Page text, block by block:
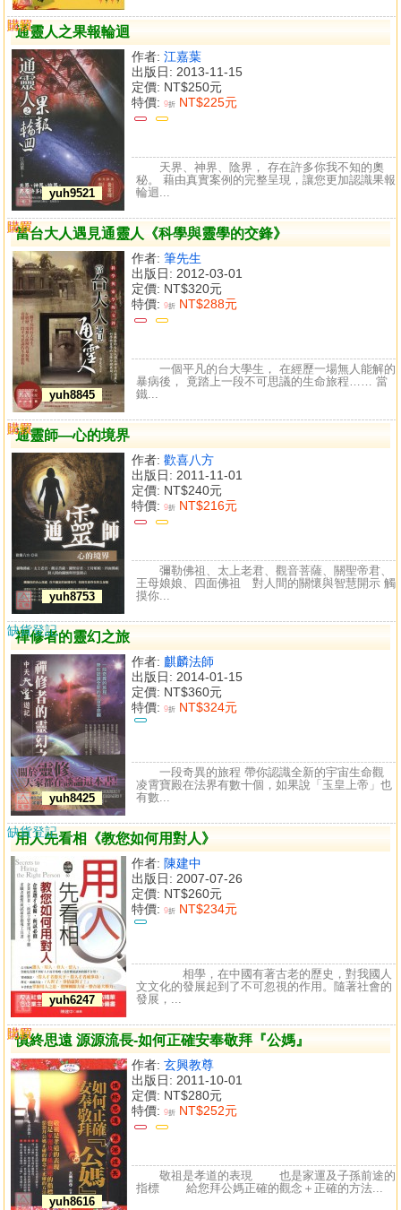
通靈人之果報輪迴
yuh9521
作者: 江嘉葉
出版日: 2013-11-15
定價: NT$250元
特價: 9折 NT$225元
購買
比較
天界、神界、陰界， 存在許多你我不知的奧
秘。 藉由真實案例的完整呈現，讓您更加認識果報
輪迴...
當台大人遇見通靈人《科學與靈學的交鋒》
yuh8845
作者: 筆先生
出版日: 2012-03-01
定價: NT$320元
特價: 9折 NT$288元
購買
比較
一個平凡的台大學生， 在經歷一場無人能解的
暴病後， 竟踏上一段不可思議的生命旅程…… 當
鐵...
通靈師—心的境界
yuh8753
作者: 歡喜八方
出版日: 2011-11-01
定價: NT$240元
特價: 9折 NT$216元
購買
比較
彌勒佛祖、太上老君、觀音菩薩、關聖帝君、
王母娘娘、四面佛祖 對人間的關懷與智慧開示 觸
摸你...
禪修者的靈幻之旅
yuh8425
作者: 麒麟法師
出版日: 2014-01-15
定價: NT$360元
特價: 9折 NT$324元
缺貨登記
一段奇異的旅程 帶你認識全新的宇宙生命觀
凌霄寶殿在法界有數十個，如果說「玉皇上帝」也
有數...
用人先看相《教您如何用對人》
yuh6247
作者: 陳建中
出版日: 2007-07-26
定價: NT$260元
特價: 9折 NT$234元
缺貨登記
相學，在中國有著古老的歷史，對我國人
文文化的發展起到了不可忽視的作用。隨著社會的
發展，...
慎終思遠 源源流長-如何正確安奉敬拜『公媽』
yuh8616
作者: 玄興教尊
出版日: 2011-10-01
定價: NT$280元
特價: 9折 NT$252元
購買
比較
敬祖是孝道的表現 也是家運及子孫前途的
指標 給您拜公媽正確的觀念＋正確的方法...